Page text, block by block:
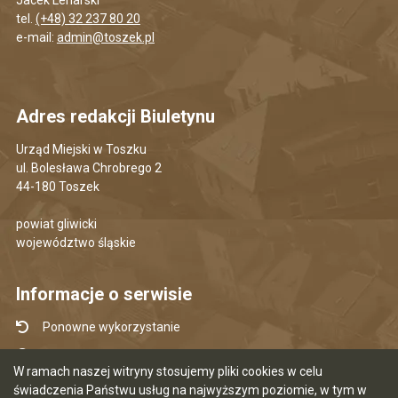
W ramach naszej witryny stosujemy pliki cookies w celu
świadczenia Państwu usług na najwyższym poziomie, w tym w
tel. (+48) 32 237 80 20
e-mail: admin@toszek.pl
Adres redakcji Biuletynu
Urząd Miejski w Toszku
ul. Bolesława Chrobrego 2
44-180 Toszek
powiat gliwicki
województwo śląskie
Informacje o serwisie
Ponowne wykorzystanie
Mapa serwisu